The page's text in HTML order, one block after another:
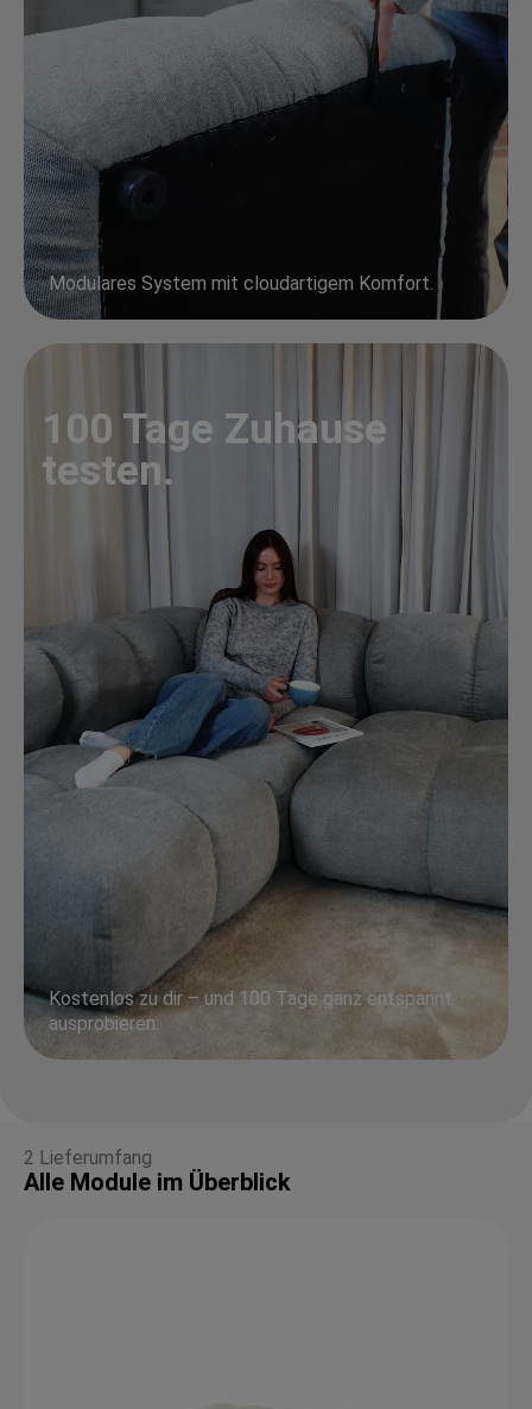
Modulares System mit cloudartigem Komfort.
100 Tage Zuhause
testen.
Kostenlos zu dir – und 100 Tage ganz entspannt
ausprobieren.
2 Lieferumfang
Alle Module im Überblick